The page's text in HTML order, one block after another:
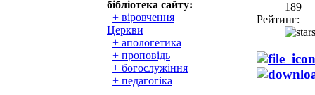
бібліотека сайту:
+ віровчення
Церкви
+ апологетика
+ проповідь
+ богослужіння
+ педагогіка
189
Рейтинг: